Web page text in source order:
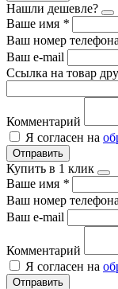
Нашли дешевле?
Ваше имя *
Ваш номер телефона
Ваш e-mail
Ссылка на товар
Комментарий
Я согласен на
Отправить
Купить в 1 клик
Ваше имя *
Ваш номер телефона
Ваш e-mail
Комментарий
Я согласен на
Отправить